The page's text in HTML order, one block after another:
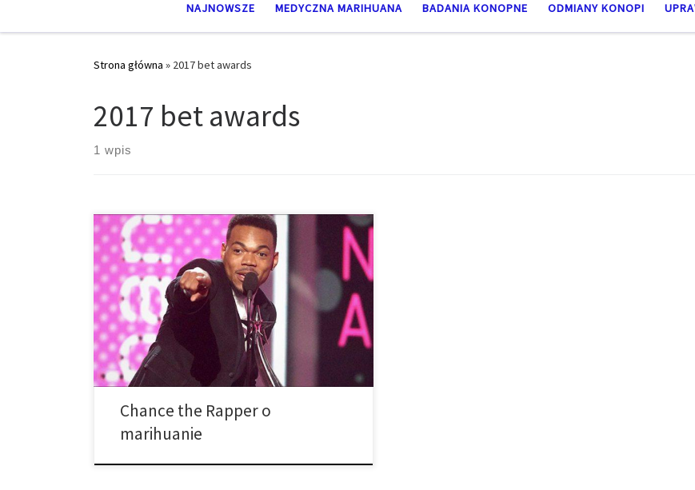
NAJNOWSZE MEDYCZNA MARIHUANA BADANIA KONOPNE ODMIANY KONOPI
Strona główna » 2017 bet awards
2017 bet awards
1 wpis
Mimo, że wiele wystąpień podczas otrzymywania
nagród może trwać zbyt długo – a inne zostają
przerwane przez kolejnych artystów – niektórzy
artyści, jak Chance the Rapper robią to wyjątkowo
dobrze, a rezultat jest bardzo inspirujący. Chance the
Rapper zasługuje na każdą minutę chwały i honoru,
które towarzyszyły mu podczas otrzymywania […]
Chance the Rapper o
marihuanie